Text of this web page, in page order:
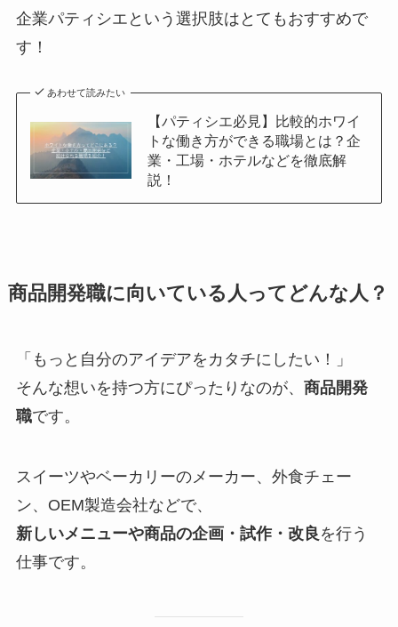
企業パティシエという選択肢はとてもおすすめで
す！
あわせて読みたい
【パティシエ必見】比較的ホワイ
トな働き方ができる職場とは？企
業・工場・ホテルなどを徹底解
説！
商品開発職に向いている人ってどんな人？
「もっと自分のアイデアをカタチにしたい！」
そんな想いを持つ方にぴったりなのが、 商品開発
職です。
スイーツやベーカリーのメーカー、外食チェー
ン、OEM製造会社などで、
新しいメニューや商品の企画・試作・改良 を行う
仕事です。